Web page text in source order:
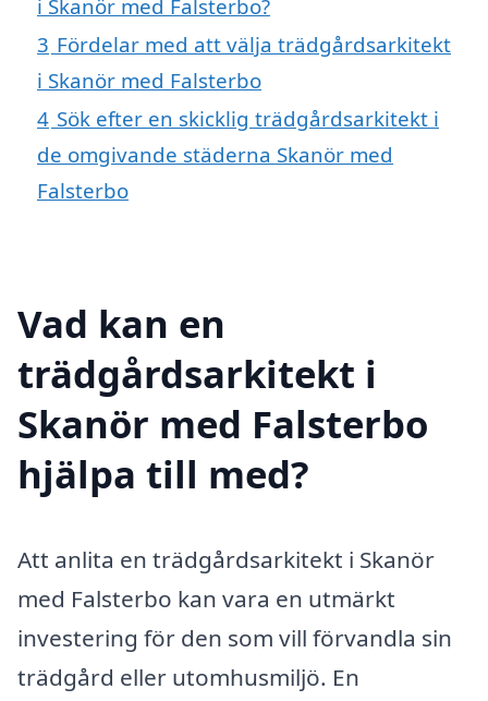
i Skanör med Falsterbo?
3 Fördelar med att välja trädgårdsarkitekt
i Skanör med Falsterbo
4 Sök efter en skicklig trädgårdsarkitekt i
de omgivande städerna Skanör med
Falsterbo
Vad kan en
trädgårdsarkitekt i
Skanör med Falsterbo
hjälpa till med?
Att anlita en trädgårdsarkitekt i Skanör
med Falsterbo kan vara en utmärkt
investering för den som vill förvandla sin
trädgård eller utomhusmiljö. En